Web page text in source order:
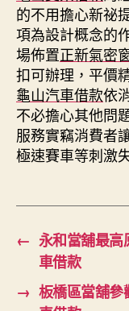
的不用擔心新祕
項為設計概念的
場佈置正新氣密
扣可辦理，平價
龜山汽車借款依
不必擔心其他問
服務實竊消費者
極速賽車等刺激
← 永和當舖最高
車借款
→ 板橋區當舖參